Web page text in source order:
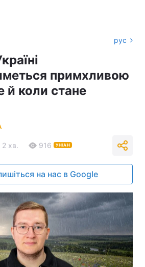
рус
примхливою
й коли стане
2 хв. 916 УНІАН
на нас в Google